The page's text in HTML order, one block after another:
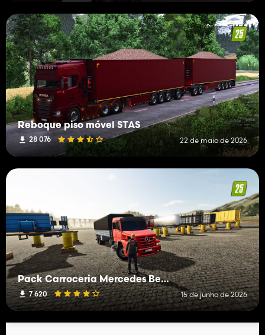
Reboque piso móvel STAS
28 076 22 de maio de 2026
Pack Carroceria Mercedes Benz ATRON
7 620 15 de junho de 2026